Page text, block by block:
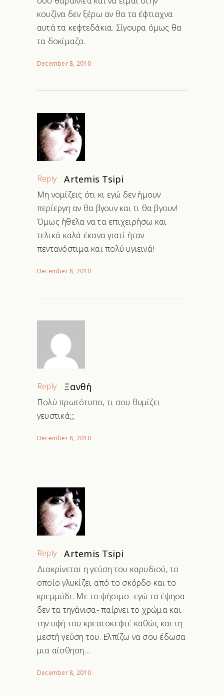
κουζίνα δεν ξέρω αν θα τα έφτιαχνα
αυτά τα κεφτεδάκια. Σίγουρα όμως θα
τα δοκίμαζα.
December 8, 2010
Reply Artemis Tsipi
Μη νομίζεις ότι κι εγώ δεν ήμουν
περίεργη αν θα βγουν και τι θα βγουν!
Όμως ήθελα να τα επιχειρήσω και
τελικά καλά έκανα γιατί ήταν
πεντανόστιμα και πολύ υγιεινά!
December 8, 2010
Reply Ξανθή
Πολύ πρωτότυπο, τι σου θυμίζει
γευστικά;;;
December 8, 2010
Reply Artemis Tsipi
Διακρίνεται η γεύση του καρυδιού, το
οποίο γλυκίζει από το σκόρδο και το
κρεμμύδι. Με το ψήσιμο -εγώ τα έψησα
δεν τα τηγάνισα- παίρνει το χρώμα και
την υφή του κρεατοκεφτέ καθώς και τη
μεστή γεύση του. Ελπίζω να σου έδωσα
μια αίσθηση…
December 8, 2010